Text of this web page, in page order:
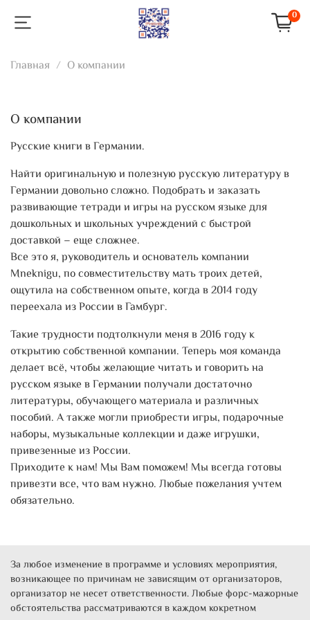
0
Главная О компании
О компании
Русские книги в Германии.
Найти оригинальную и полезную русскую литературу в
Германии довольно сложно. Подобрать и заказать
развивающие тетради и игры на русском языке для
дошкольных и школьных учреждений с быстрой
доставкой – еще сложнее.
Все это я, руководитель и основатель компании
Mneknigu, по совместительству мать троих детей,
ощутила на собственном опыте, когда в 2014 году
переехала из России в Гамбург.
Такие трудности подтолкнули меня в 2016 году к
открытию собственной компании. Теперь моя команда
делает всё, чтобы желающие читать и говорить на
русском языке в Германии получали достаточно
литературы, обучающего материала и различных
пособий. А также могли приобрести игры, подарочные
наборы, музыкальные коллекции и даже игрушки,
привезенные из России.
Приходите к нам! Мы Вам поможем! Мы всегда готовы
привезти все, что вам нужно. Любые пожелания учтем
обязательно.
За любое изменение в программе и условиях мероприятия,
возникающее по причинам не зависящим от организаторов,
организатор не несет ответственности. Любые форс-мажорные
обстоятельства рассматриваются в каждом кокретном